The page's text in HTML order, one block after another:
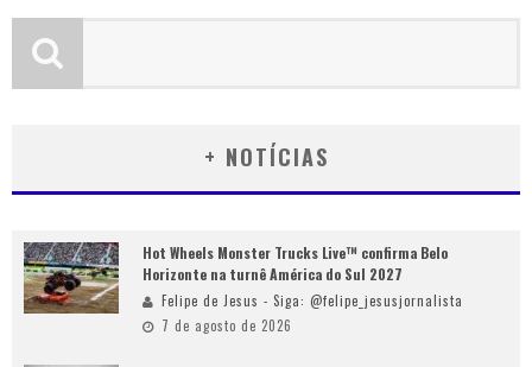
+ NOTÍCIAS
Hot Wheels Monster Trucks Live™ confirma Belo
Horizonte na turnê América do Sul 2027
Felipe de Jesus - Siga: @felipe_jesusjornalista
7 de agosto de 2026